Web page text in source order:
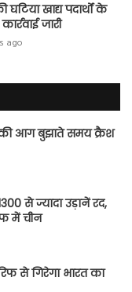
घटिया खाद्य पदार्थों के
जारी
ago
आग बुझाते समय क्रैश
से ज्यादा उड़ानें रद,
में चीन
से गिरेगा भारत का